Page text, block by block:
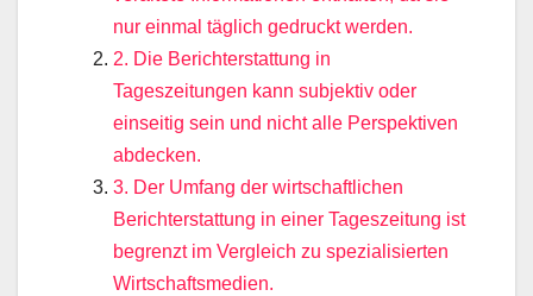
nur einmal täglich gedruckt werden.
2. Die Berichterstattung in
Tageszeitungen kann subjektiv oder
einseitig sein und nicht alle Perspektiven
abdecken.
3. Der Umfang der wirtschaftlichen
Berichterstattung in einer Tageszeitung ist
begrenzt im Vergleich zu spezialisierten
Wirtschaftsmedien.